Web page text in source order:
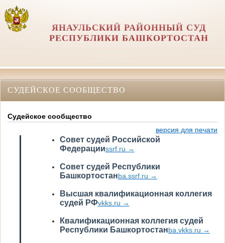
ЯНАУЛЬСКИЙ РАЙОННЫЙ СУД
РЕСПУБЛИКИ БАШКОРТОСТАН
СУДЕЙСКОЕ СООБЩЕСТВО
Судейское сообщество
версия для печати
Совет судей Российской
Федерацииssrf.ru →
Совет судей Республики
Башкортостанba.ssrf.ru →
Высшая квалификационная коллегия
судей РФvkks.ru →
Квалификационная коллегия судей
Республики Башкортостанba.vkks.ru →